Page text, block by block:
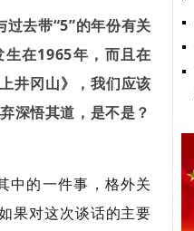
去带“5”的年份有关
在1965年，而且在
井冈山》，我们应该
深悟其道，是不是？
中的一件事，格外关
果对这次谈话的主要